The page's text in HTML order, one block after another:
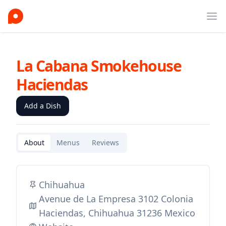
La Cabana Smokehouse
Haciendas
Add a Dish
About Menus Reviews
Chihuahua
Avenue de La Empresa 3102 Colonia
Haciendas, Chihuahua 31236 Mexico